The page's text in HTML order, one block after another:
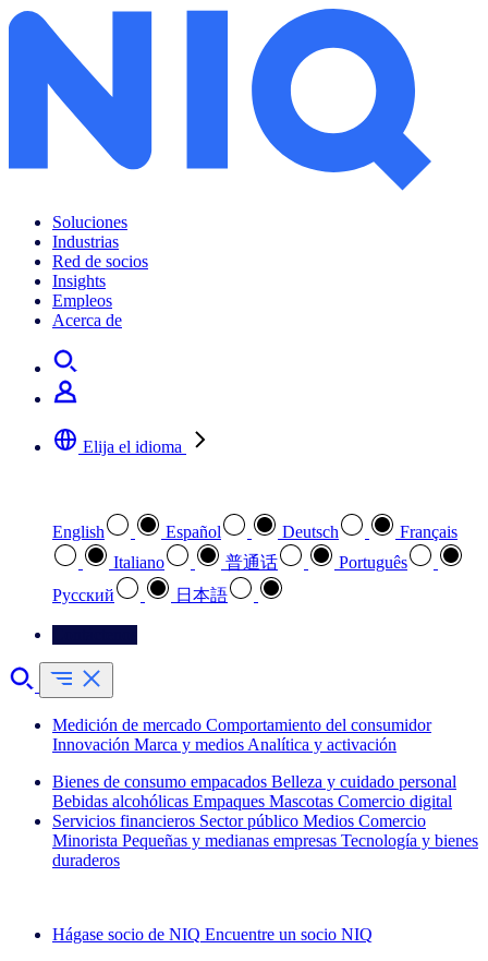
Soluciones
Industrias
Red de socios
Insights
Empleos
Acerca de
Elija el idioma
English Español Deutsch
Français
Italiano
普通话
Português
Pусский
日本語
Medición de mercado Comportamiento del consumidor
Innovación Marca y medios Analítica y activación
Bienes de consumo empacados Belleza y cuidado personal
Bebidas alcohólicas Empaques Mascotas Comercio digital
Servicios financieros Sector público Medios Comercio
Minorista Pequeñas y medianas empresas Tecnología y bienes
duraderos
Hágase socio de NIQ Encuentre un socio NIQ